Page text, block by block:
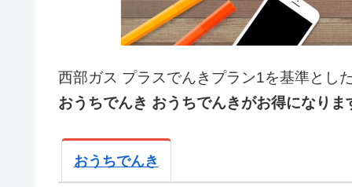
西部ガス プラスでんきプラン1を基準とし
おうちでんき おうちでんきがお得になりま
おうちでんき